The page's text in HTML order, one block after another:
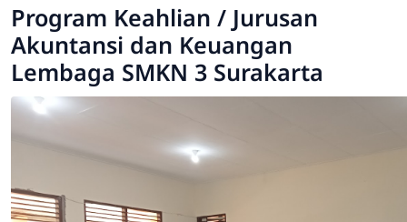
Program Keahlian / Jurusan
Akuntansi dan Keuangan
Lembaga SMKN 3 Surakarta